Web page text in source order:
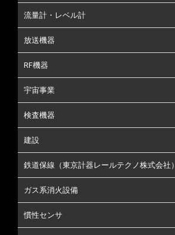
流量計・レベル計
放送機器
RF機器
宇宙事業
検査機器
建設
鉄道保線（東京計器レールテクノ株式会社）
ガス系消火設備
慣性センサ